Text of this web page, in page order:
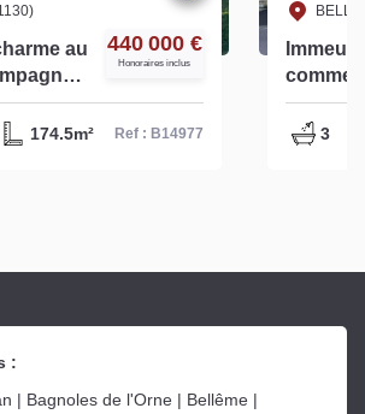
au
-
440 000 €
Honoraires inclus
174.5m² Ref : B14977 3
:
| Bagnoles de l'Orne | Bellême |